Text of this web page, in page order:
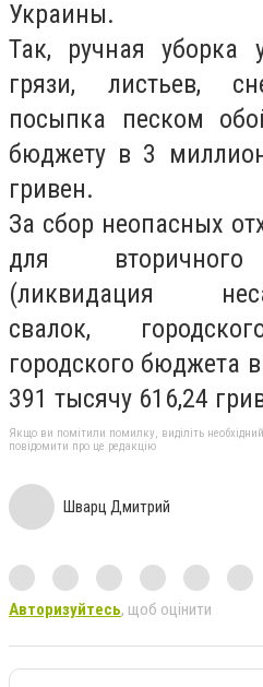
Украины.
Так, ручная уборка
грязи, листьев,
посыпка песком
бюджету в 3
гривен.
За сбор неопасных
для вторичного
(ликвидация
свалок,
городского бюджета
391 тысячу 616,24
Якщо ви помітили помилку, виділіть
повідомити про це редакцію
Шварц Дмитрий
Авторизуйтесь, щоб оцінити